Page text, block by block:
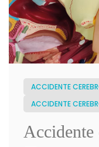
ACCIDENTE
ACCIDENTE
Accidente